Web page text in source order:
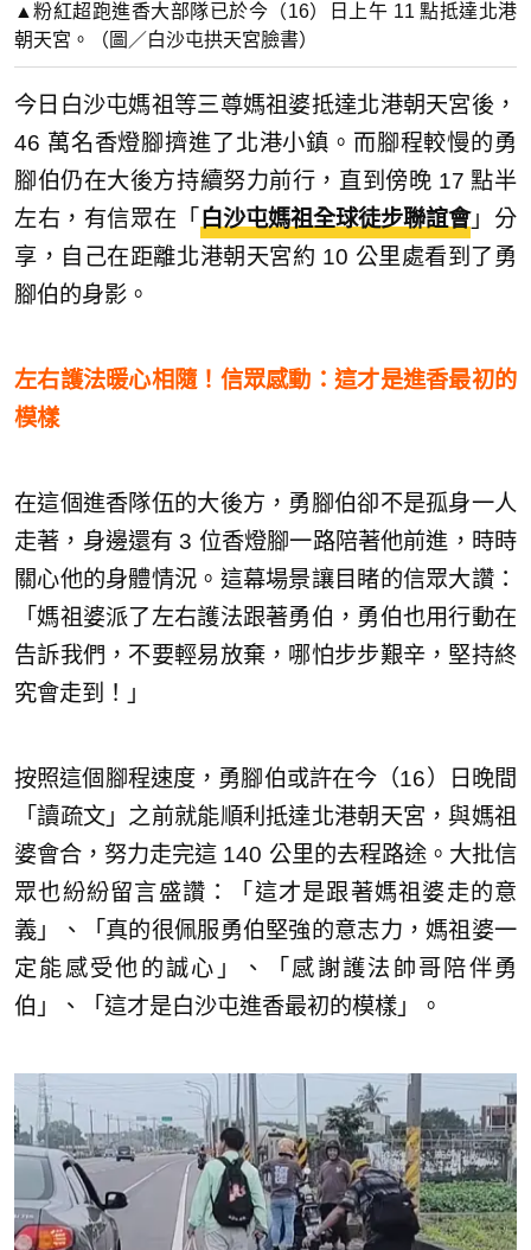
▲粉紅超跑進香大部隊已於今（16）日上午 11 點抵達北港
朝天宮。（圖／白沙屯拱天宮臉書）
今日白沙屯媽祖等三尊媽祖婆抵達北港朝天宮後，
46 萬名香燈腳擠進了北港小鎮。而腳程較慢的勇
腳伯仍在大後方持續努力前行，直到傍晚 17 點半
左右，有信眾在「 白沙屯媽祖全球徒步聯誼會」分
享，自己在距離北港朝天宮約 10 公里處看到了勇
腳伯的身影。
左右護法暖心相隨！信眾感動：這才是進香最初的
模樣
在這個進香隊伍的大後方，勇腳伯卻不是孤身一人
走著，身邊還有 3 位香燈腳一路陪著他前進，時時
關心他的身體情況。這幕場景讓目睹的信眾大讚：
「媽祖婆派了左右護法跟著勇伯，勇伯也用行動在
告訴我們，不要輕易放棄，哪怕步步艱辛，堅持終
究會走到！」
按照這個腳程速度，勇腳伯或許在今（16）日晚間
「讀疏文」之前就能順利抵達北港朝天宮，與媽祖
婆會合，努力走完這 140 公里的去程路途。大批信
眾也紛紛留言盛讚：「這才是跟著媽祖婆走的意
義」、「真的很佩服勇伯堅強的意志力，媽祖婆一
定能感受他的誠心」、「感謝護法帥哥陪伴勇
伯」、「這才是白沙屯進香最初的模樣」。